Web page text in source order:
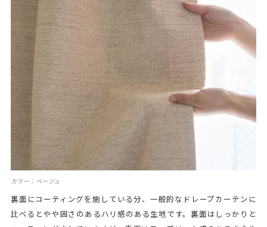
カラー：ベージュ
裏面にコーティングを施している分、一般的なドレープカーテンに
比べるとやや固さのあるハリ感のある生地です。裏面はしっかりと